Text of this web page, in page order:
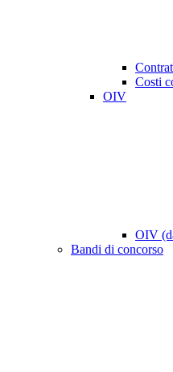
Costi
OIV
OIV
Bandi di concorso